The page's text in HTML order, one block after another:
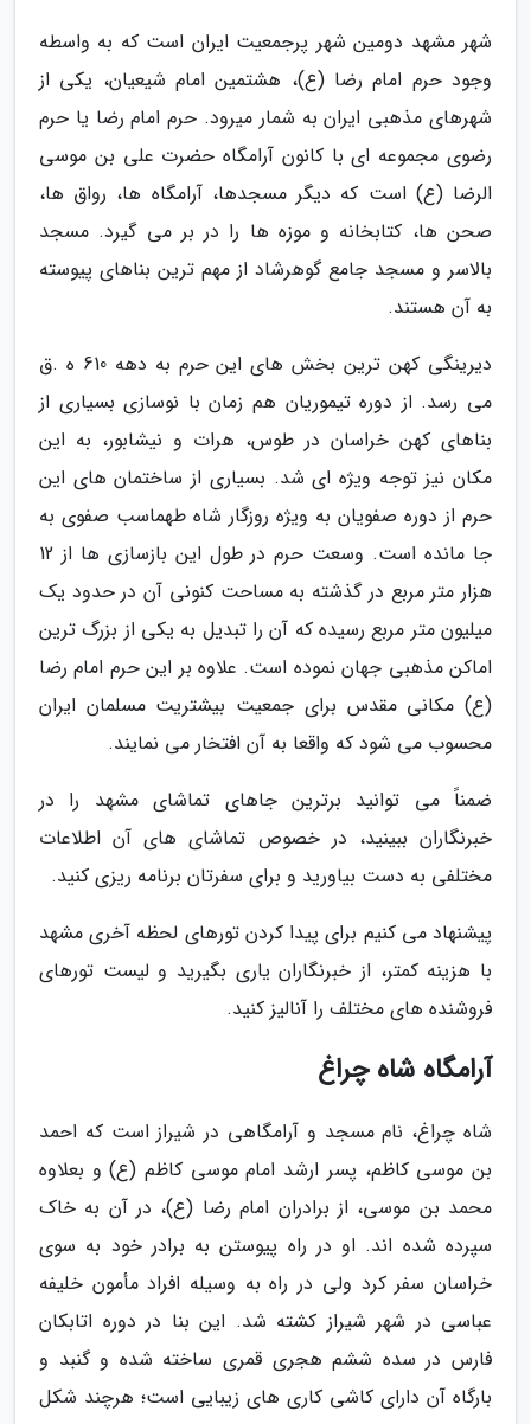
شهر مشهد دومین شهر پرجمعیت ایران است که به واسطه
وجود حرم امام رضا (ع)، هشتمین امام شیعیان، یکی از
شهرهای مذهبی ایران به شمار میرود. حرم امام رضا یا حرم
رضوی مجموعه ای با کانون آرامگاه حضرت علی بن موسی
الرضا (ع) است که دیگر مسجدها، آرامگاه ها، رواق ها،
صحن ها، کتابخانه و موزه ها را در بر می گیرد. مسجد
بالاسر و مسجد جامع گوهرشاد از مهم ترین بناهای پیوسته
به آن هستند.
دیرینگی کهن ترین بخش های این حرم به دهه 610 ه .ق
می رسد. از دوره تیموریان هم زمان با نوسازی بسیاری از
بناهای کهن خراسان در طوس، هرات و نیشابور، به این
مکان نیز توجه ویژه ای شد. بسیاری از ساختمان های این
حرم از دوره صفویان به ویژه روزگار شاه طهماسب صفوی به
جا مانده است. وسعت حرم در طول این بازسازی ها از 12
هزار متر مربع در گذشته به مساحت کنونی آن در حدود یک
میلیون متر مربع رسیده که آن را تبدیل به یکی از بزرگ ترین
اماکن مذهبی جهان نموده است. علاوه بر این حرم امام رضا
(ع) مکانی مقدس برای جمعیت بیشتریت مسلمان ایران
محسوب می شود که واقعا به آن افتخار می نمایند.
ضمناً می توانید برترین جاهای تماشای مشهد را در
خبرنگاران ببینید، در خصوص تماشای های آن اطلاعات
مختلفی به دست بیاورید و برای سفرتان برنامه ریزی کنید.
پیشنهاد می کنیم برای پیدا کردن تورهای لحظه آخری مشهد
با هزینه کمتر، از خبرنگاران یاری بگیرید و لیست تورهای
فروشنده های مختلف را آنالیز کنید.
آرامگاه شاه چراغ
شاه چراغ، نام مسجد و آرامگاهی در شیراز است که احمد
بن موسی کاظم، پسر ارشد امام موسی کاظم (ع) و بعلاوه
محمد بن موسی، از برادران امام رضا (ع)، در آن به خاک
سپرده شده اند. او در راه پیوستن به برادر خود به سوی
خراسان سفر کرد ولی در راه به وسیله افراد مأمون خلیفه
عباسی در شهر شیراز کشته شد. این بنا در دوره اتابکان
فارس در سده ششم هجری قمری ساخته شده و گنبد و
بارگاه آن دارای کاشی کاری های زیبایی است؛ هرچند شکل